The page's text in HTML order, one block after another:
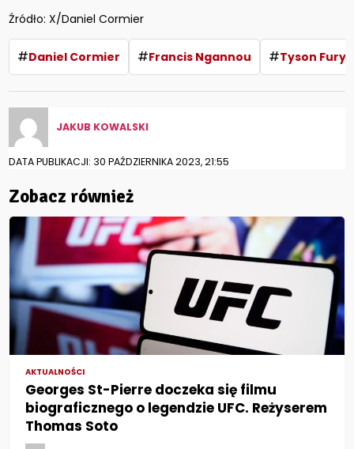
Źródło: X/Daniel Cormier
#Daniel Cormier #Francis Ngannou #Tyson Fury
JAKUB KOWALSKI
DATA PUBLIKACJI: 30 PAŹDZIERNIKA 2023, 21:55
Zobacz również
AKTUALNOŚCI
Georges St-Pierre doczeka się filmu
biograficznego o legendzie UFC. Reżyserem
Thomas Soto